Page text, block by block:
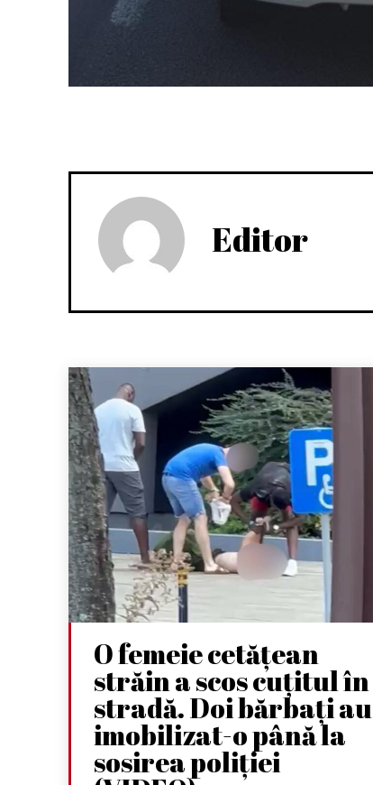
Editor
O femeie cetățean
străin a scos cuțitul în
stradă. Doi bărbați au
imobilizat-o până la
sosirea poliției